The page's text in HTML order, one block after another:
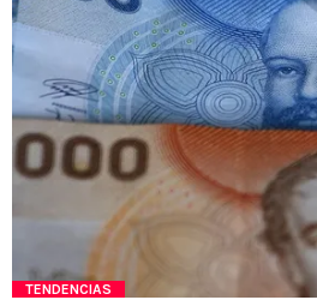
TENDENCIAS